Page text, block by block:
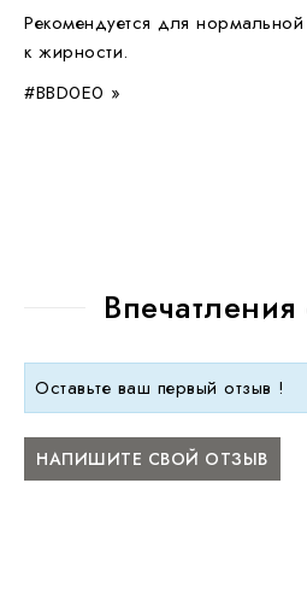
Рекомендуется для
к жирности.
#BBD0E0 »
Оставьте ваш первый отзыв !
НАПИШИТЕ СВОЙ ОТЗЫВ